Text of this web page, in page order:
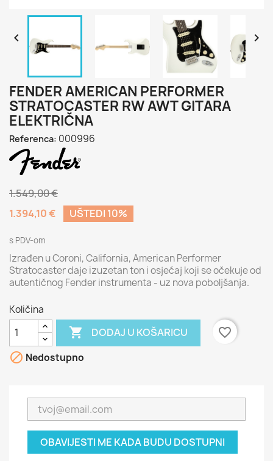
 
FENDER AMERICAN PERFORMER
STRATOCASTER RW AWT GITARA
ELEKTRIČNA
Referenca: 000996
1.549,00 €
1.394,10 €
UŠTEDI 10%
s PDV-om
Izrađen u Coroni, California, American Performer
Stratocaster daje izuzetan ton i osjećaj koji se očekuje od
autentičnog Fender instrumenta - uz nova poboljšanja.
Količina
 DODAJ U KOŠARICU
favorite_border
 Nedostupno
OBAVIJESTI ME KADA BUDU DOSTUPNI